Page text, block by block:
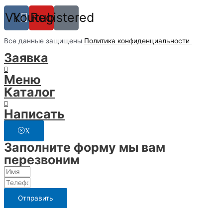
VkYoutube
Registered
Вcе данные защищены Политика конфиденциальности
Заявка
Меню
Каталог
Написать
X
Заполните форму мы вам
перезвоним
Отправить